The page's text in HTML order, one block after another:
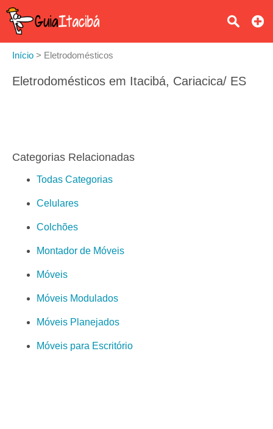
Início > Eletrodomésticos
Eletrodomésticos em Itacibá, Cariacica/ ES
Categorias Relacionadas
Todas Categorias
Celulares
Colchões
Montador de Móveis
Móveis
Móveis Modulados
Móveis Planejados
Móveis para Escritório